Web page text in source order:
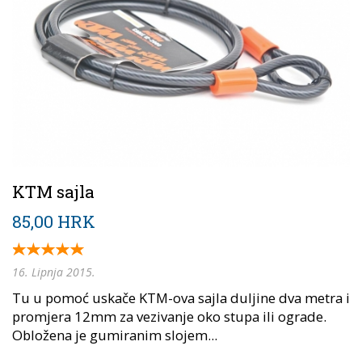
KTM sajla
85,00 HRK
16. Lipnja 2015.
Tu u pomoć uskače KTM-ova sajla duljine dva metra i
promjera 12mm za vezivanje oko stupa ili ograde.
Obložena je gumiranim slojem...